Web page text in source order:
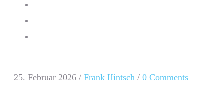
25. Februar 2026 / Frank Hintsch / 0 Comments